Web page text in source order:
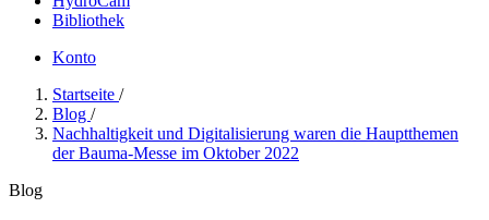
Bibliothek
Konto
Startseite /
Blog /
Nachhaltigkeit und Digitalisierung waren die Hauptthemen
der Bauma-Messe im Oktober 2022
Blog